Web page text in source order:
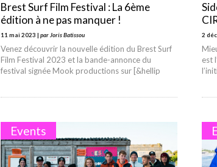
Brest Surf Film Festival : La 6ème
édition à ne pas manquer !
11 mai 2023 | par Joris Batissou
Venez découvrir la nouvelle édition du Brest Surf
Film Festival 2023 et la bande-annonce du
festival signée Mook productions sur [&hellip
2
est
Events